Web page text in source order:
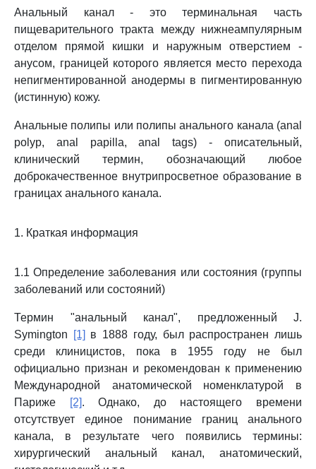
Анальный канал - это терминальная часть
пищеварительного тракта между нижнеампулярным
отделом прямой кишки и наружным отверстием -
анусом, границей которого является место перехода
непигментированной анодермы в пигментированную
(истинную) кожу.
Анальные полипы или полипы анального канала (anal
polyp, anal papilla, anal tags) - описательный,
клинический термин, обозначающий любое
доброкачественное внутрипросветное образование в
границах анального канала.
1. Краткая информация
1.1 Определение заболевания или состояния (группы
заболеваний или состояний)
Термин "анальный канал", предложенный J.
Symington
[1] в 1888 году, был распространен лишь
среди клиницистов, пока в 1955 году не был
официально признан и рекомендован к применению
Международной анатомической номенклатурой в
Париже
[2]. Однако, до настоящего времени
отсутствует единое понимание границ анального
канала, в результате чего появились термины:
хирургический анальный канал, анатомический,